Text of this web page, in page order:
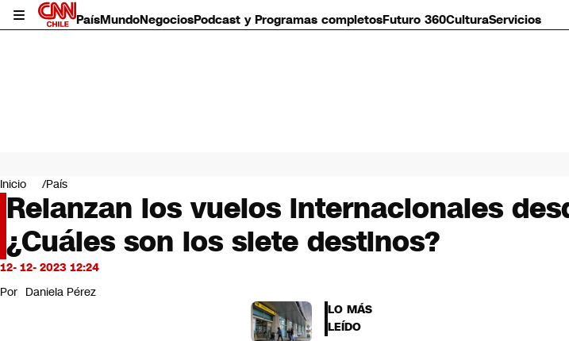
PaísMundoNegociosPodcast y Programas completosFuturo 360CulturaServicios
Mundo
Negocios
Deportes
Programas completos
Cultura
Servicios
Bits
CNN Data
Inicio País
Relanzan los vuelos internacionales
¿Cuáles son los siete destinos?
12- 12- 2023 12:24
Por Daniela Pérez
LO MÁS
LEÍDO